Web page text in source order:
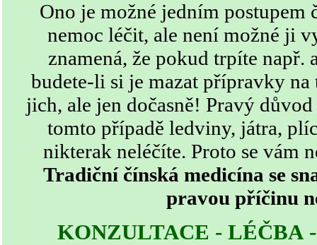
Ono je možné jedním postupem
nemoc léčit, ale není možné ji
znamená, že pokud trpíte např.
budete-li si je mazat přípravky na
jich, ale jen dočasně! Pravý
tomto případě ledviny, játra,
nikterak neléčíte. Proto se vám
Tradiční čínská medicína se
pravou příčinu
KONZULTACE - LÉČBA